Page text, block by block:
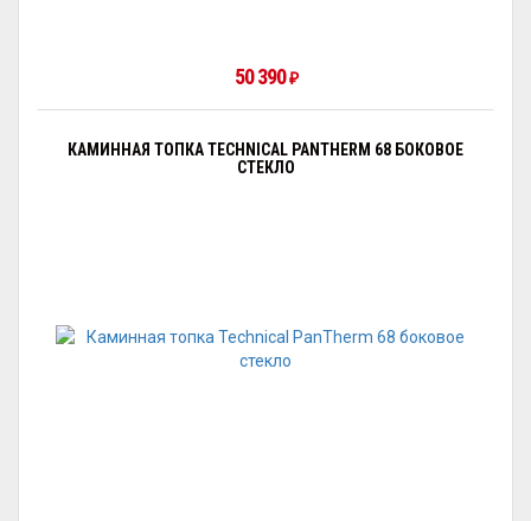
50 390₽
КАМИННАЯ ТОПКА TECHNICAL PANTHERM 68 БОКОВОЕ
СТЕКЛО